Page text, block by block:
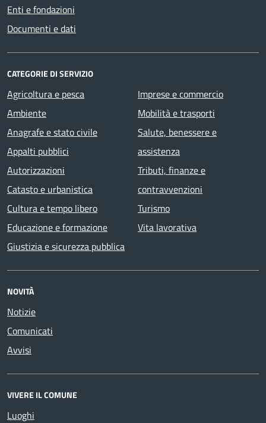
Enti e fondazioni
Documenti e dati
CATEGORIE DI SERVIZIO
Agricoltura e pesca
Ambiente
Anagrafe e stato civile
Appalti pubblici
Autorizzazioni
Catasto e urbanistica
Cultura e tempo libero
Educazione e formazione
Giustizia e sicurezza pubblica
Imprese e commercio
Mobilità e trasporti
Salute, benessere e
assistenza
Tributi, finanze e
contravvenzioni
Turismo
Vita lavorativa
NOVITÀ
Notizie
Comunicati
Avvisi
VIVERE IL COMUNE
Luoghi